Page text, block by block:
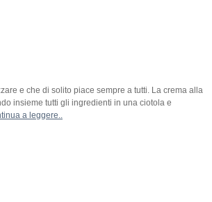
e che di solito piace sempre a tutti. La crema alla
insieme tutti gli ingredienti in una ciotola e
a leggere..